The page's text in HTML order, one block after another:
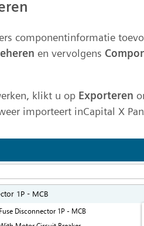
componentinformatie
en vervolgens
klikt u op Exporteren
importeert inCapital X